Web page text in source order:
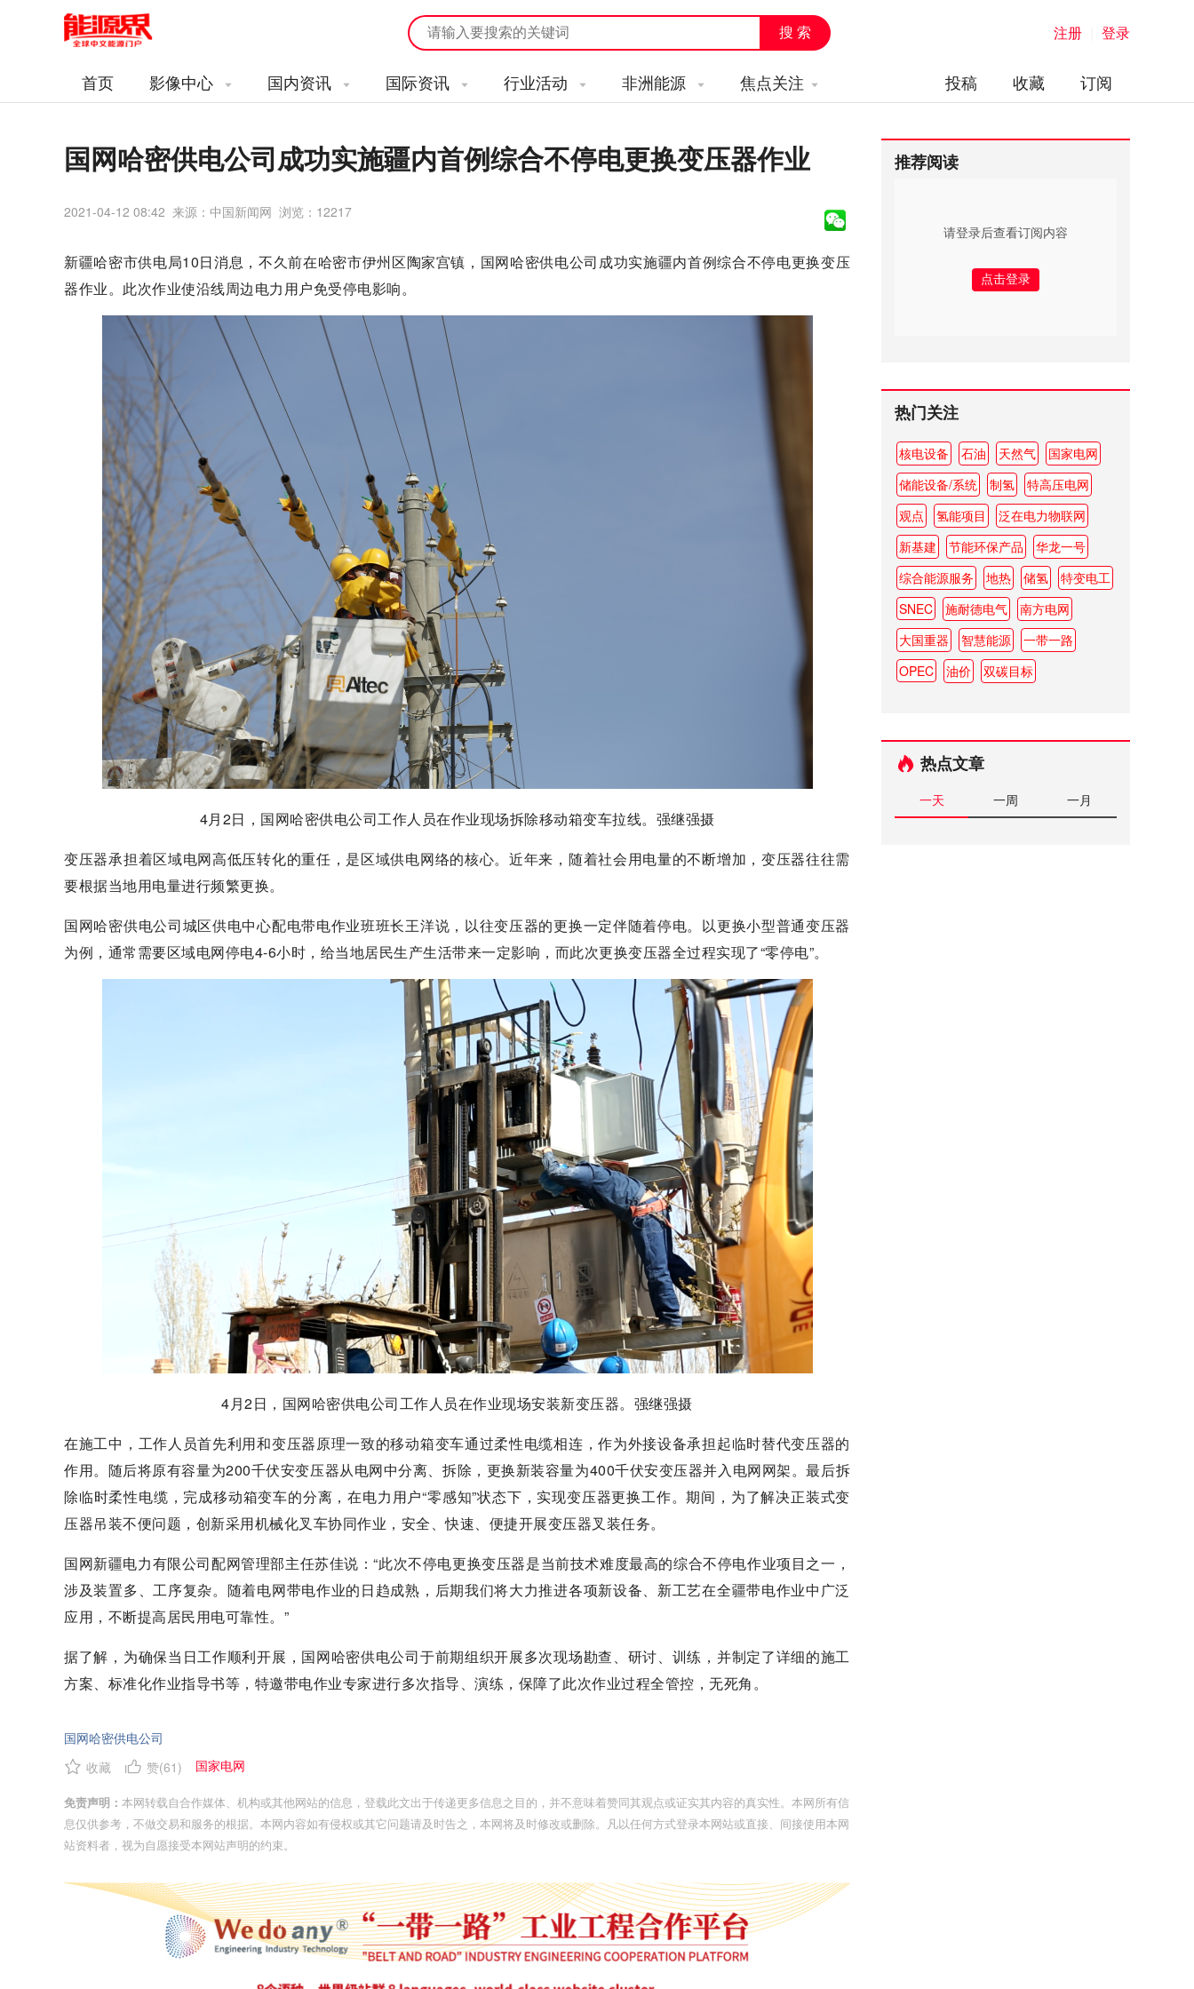
注册 登录
首页 影像中心 国内资讯 国际资讯 行业活动 非洲能源 焦点关注 订阅
收藏
投稿
国网哈密供电公司成功实施疆内首例综合不停电更换变压器作业
2021-04-12 08:42 来源：中国新闻网 浏览： 12217
新疆哈密市供电局10日消息，不久前在哈密市伊州区陶家宫镇，国网哈密供电公司成功实施疆内首例综合不停电更换变压
器作业。此次作业使沿线周边电力用户免受停电影响。
4月2日，国网哈密供电公司工作人员在作业现场拆除移动箱变车拉线。强继强摄
变压器承担着区域电网高低压转化的重任，是区域供电网络的核心。近年来，随着社会用电量的不断增加，变压器往往需
要根据当地用电量进行频繁更换。
国网哈密供电公司城区供电中心配电带电作业班班长王洋说，以往变压器的更换一定伴随着停电。以更换小型普通变压器
为例，通常需要区域电网停电4-6小时，给当地居民生产生活带来一定影响，而此次更换变压器全过程实现了“零停电”。
4月2日，国网哈密供电公司工作人员在作业现场安装新变压器。强继强摄
在施工中，工作人员首先利用和变压器原理一致的移动箱变车通过柔性电缆相连，作为外接设备承担起临时替代变压器的
作用。随后将原有容量为200千伏安变压器从电网中分离、拆除，更换新装容量为400千伏安变压器并入电网网架。最后拆
除临时柔性电缆，完成移动箱变车的分离，在电力用户“零感知”状态下，实现变压器更换工作。期间，为了解决正装式变
压器吊装不便问题，创新采用机械化叉车协同作业，安全、快速、便捷开展变压器叉装任务。
国网新疆电力有限公司配网管理部主任苏佳说：“此次不停电更换变压器是当前技术难度最高的综合不停电作业项目之一，
涉及装置多、工序复杂。随着电网带电作业的日趋成熟，后期我们将大力推进各项新设备、新工艺在全疆带电作业中广泛
应用，不断提高居民用电可靠性。”
据了解，为确保当日工作顺利开展，国网哈密供电公司于前期组织开展多次现场勘查、研讨、训练，并制定了详细的施工
方案、标准化作业指导书等，特邀带电作业专家进行多次指导、演练，保障了此次作业过程全管控，无死角。
国网哈密供电公司
收藏
赞(61 ) 国家电网
免责声明： 本网转载自合作媒体、机构或其他网站的信息，登载此文出于传递更多信息之目的，并不意味着赞同其观点或证实其内容的真实性。本网所有信
息仅供参考，不做交易和服务的根据。本网内容如有侵权或其它问题请及时告之，本网将及时修改或删除。凡以任何方式登录本网站或直接、间接使用本网
站资料者，视为自愿接受本网站声明的约束。
推荐阅读
请登录后查看订阅内容
热门关注
核电设备 石油 天然气
国家电网
储能设备/系统
制氢
特高压电网
观点
氢能项目
泛在电力物联网
新基建
节能环保产品
华龙一号
综合能源服务
地热 储氢
特变电工
SNEC
施耐德电气
南方电网
大国重器
智慧能源
一带一路
OPEC
油价 双碳目标
热点文章
一天 一周 一月